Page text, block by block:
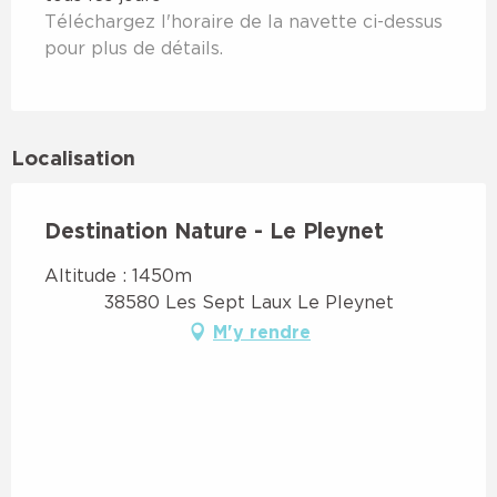
Téléchargez l'horaire de la navette ci-dessus
pour plus de détails.
Localisation
Destination Nature - Le Pleynet
Altitude : 1450m
38580 Les Sept Laux Le Pleynet
M'y rendre